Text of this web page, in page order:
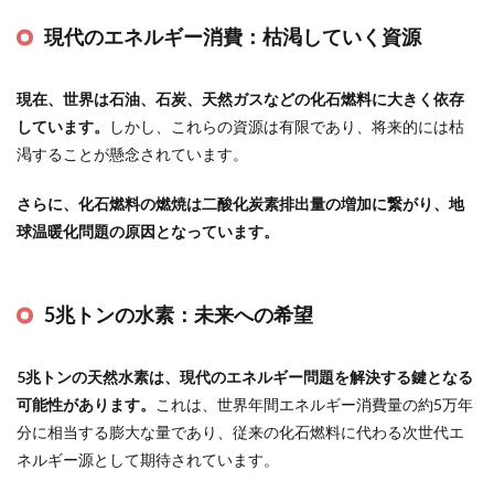
現代のエネルギー消費：枯渇していく資源
現在、世界は石油、石炭、天然ガスなどの化石燃料に大きく依存
しています。
しかし、これらの資源は有限であり、将来的には枯
渇することが懸念されています。
さらに、化石燃料の燃焼は二酸化炭素排出量の増加に繋がり、地
球温暖化問題の原因となっています。
5兆トンの水素：未来への希望
5兆トンの天然水素は、現代のエネルギー問題を解決する鍵となる
可能性があります。
これは、世界年間エネルギー消費量の約5万年
分に相当する膨大な量であり、従来の化石燃料に代わる次世代エ
ネルギー源として期待されています。